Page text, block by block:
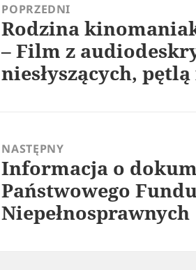
POPRZEDNI
Poprzedni
wpis:
Rodzina
– Film z
niesłyszących,
NASTĘPNY
Następny
wpis:
Informacja o
Państwowego
Niepełnosprawnych